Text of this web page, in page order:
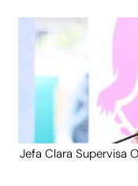
Jefa Clara Supervisa